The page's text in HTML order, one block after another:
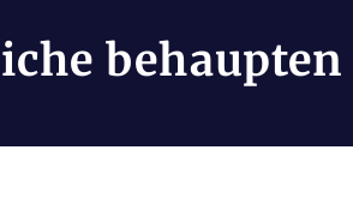
behaupten